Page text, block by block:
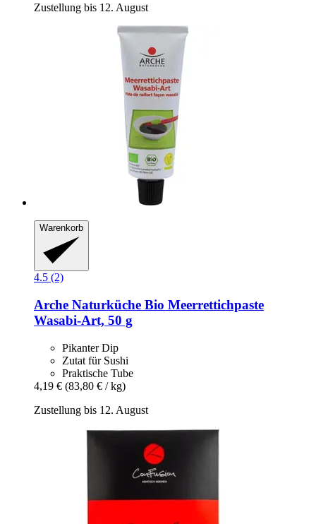
Zustellung bis 12. August
Warenkorb
4.5 (2)
Arche Naturküche Bio Meerrettichpaste
Wasabi-​Art, 50 g
Pikanter Dip
Zutat für Sushi
Praktische Tube
4,19 € (83,80 € / kg)
Zustellung bis 12. August